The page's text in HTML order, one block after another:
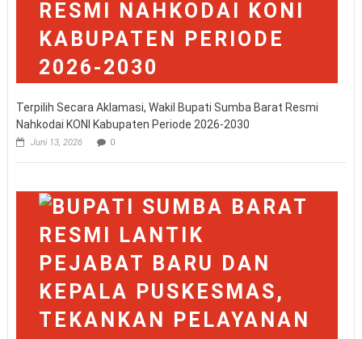
Terpilih Secara Aklamasi, Wakil Bupati Sumba Barat Resmi
Nahkodai KONI Kabupaten Periode 2026-2030
Juni 13, 2026 0